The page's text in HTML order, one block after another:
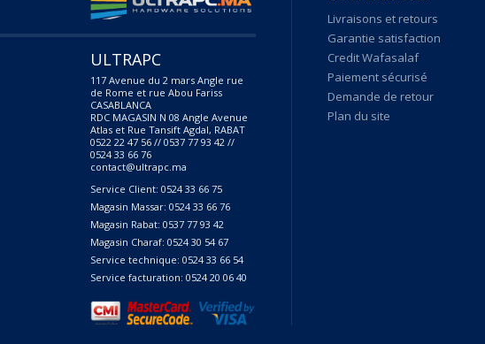
ULTRAPC
117 Avenue du 2 mars Angle rue
de Rome et rue Abou Fariss
CASABLANCA
RDC MAGASIN N 08 Angle Avenue
Atlas et Rue Tansift Agdal, RABAT
0522 22 47 56 // 0537 77 93 42 //
0524 33 66 76
contact@ultrapc.ma
Service Client: 0524 33 66 75
Magasin Massar: 0524 33 66 76
Magasin Rabat: 0537 77 93 42
Magasin Charaf: 0524 30 54 67
Service technique: 0524 33 66 54
Service facturation: 0524 20 06 40
Livraisons et retours
Garantie satisfaction
Credit Wafasalaf
Paiement sécurisé
Demande de retour
Plan du site